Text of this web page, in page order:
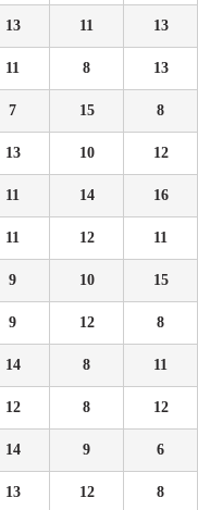
13 11 13
11 8 13
7 15 8
13 10 12
11 14 16
11 12 11
9 10 15
9 12 8
14 8 11
12 8 12
14 9 6
13 12 8